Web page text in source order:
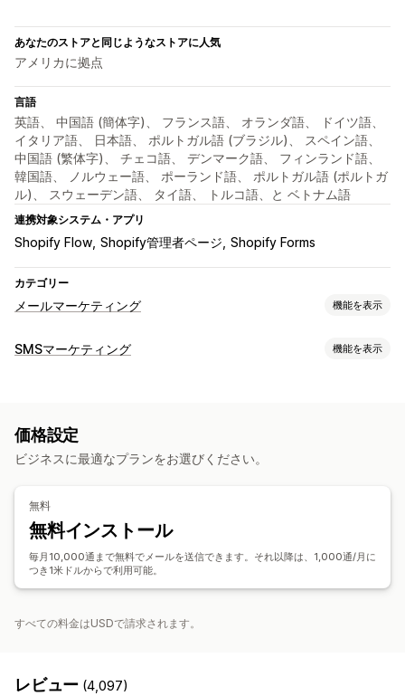
あなたのストアと同じようなストアに人気
アメリカに拠点
言語
英語、 中国語 (簡体字)、 フランス語、 オランダ語、 ドイツ語、
イタリア語、 日本語、 ポルトガル語 (ブラジル)、 スペイン語、
中国語 (繁体字)、 チェコ語、 デンマーク語、 フィンランド語、
韓国語、 ノルウェー語、 ポーランド語、 ポルトガル語 (ポルトガ
ル)、 スウェーデン語、 タイ語、 トルコ語、と ベトナム語
連携対象システム・アプリ
Shopify Flow Shopify管理者ページ Shopify Forms
カテゴリー
メールマーケティング 機能を表示
キャンペーンタイプ
ウェルカムメール
ドリップキャンペーン
カスタムキャンペーン
キャンペーン管理
編集ツール テンプレート
オートメーション ターゲティング
タグ付け 追跡 レポート インサイトとヒント 分析
SMSマーケティング 機能を表示
コンバージョン指標
価格設定
ビジネスに最適なプランをお選びください。
無料
無料インストール
毎月10,000通まで無料でメールを送信できます。それ以降は、1,000通/月に
つき1米ドルからで利用可能。
すべての料金はUSDで請求されます。
レビュー (4,097)